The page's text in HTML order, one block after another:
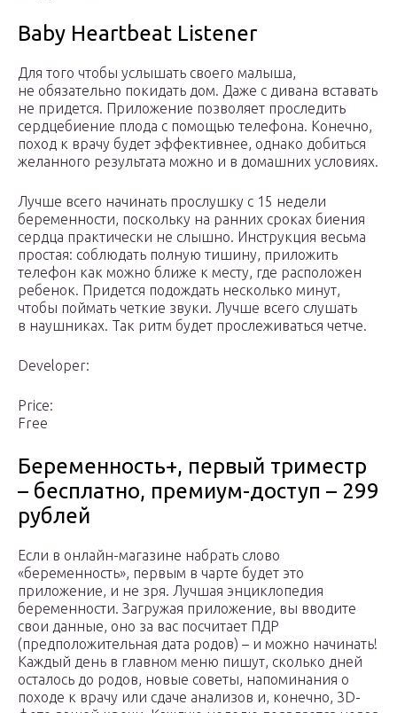
Baby Heartbeat Listener
Для того чтобы услышать своего малыша,
не обязательно покидать дом. Даже с дивана вставать
не придется. Приложение позволяет проследить
сердцебиение плода с помощью телефона. Конечно,
поход к врачу будет эффективнее, однако добиться
желанного результата можно и в домашних условиях.
Лучше всего начинать прослушку с 15 недели
беременности, поскольку на ранних сроках биения
сердца практически не слышно. Инструкция весьма
простая: соблюдать полную тишину, приложить
телефон как можно ближе к месту, где расположен
ребенок. Придется подождать несколько минут,
чтобы поймать четкие звуки. Лучше всего слушать
в наушниках. Так ритм будет прослеживаться четче.
Developer:
Price:
Free
Беременность+, первый триместр
– бесплатно, премиум-доступ – 299
рублей
Если в онлайн-магазине набрать слово
«беременность», первым в чарте будет это
приложение, и не зря. Лучшая энциклопедия
беременности. Загружая приложение, вы вводите
свои данные, оно за вас посчитает ПДР
(предположительная дата родов) – и можно начинать!
Каждый день в главном меню пишут, сколько дней
осталось до родов, новые советы, напоминания о
походе к врачу или сдаче анализов и, конечно, 3D-